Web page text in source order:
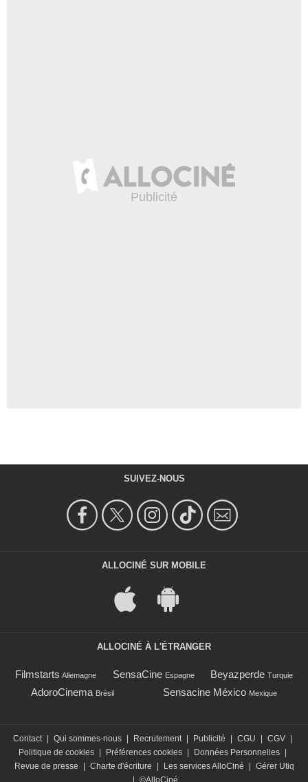
SUIVEZ-NOUS
ALLOCINÉ SUR MOBILE
ALLOCINÉ À L'ÉTRANGER
Filmstarts Allemagne SensaCine Espagne Beyazperde Turquie
AdoroCinema Brésil Sensacine México Mexique
Contact | Qui sommes-nous | Recrutement | Publicité | CGU | CGV |
Politique de cookies | Préférences cookies | Données Personnelles |
Revue de presse
| Charte d'écriture | Les services AlloCiné | Gérer Utiq
| ©AlloCiné